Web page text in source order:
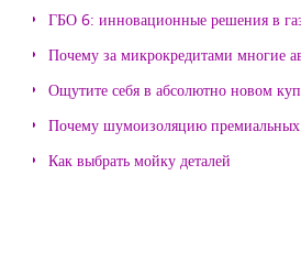
ГБО 6: инновационные решения в
Почему за микрокредитами многие
Ощутите себя в абсолютно новом
Почему шумоизоляцию
Как выбрать мойку деталей